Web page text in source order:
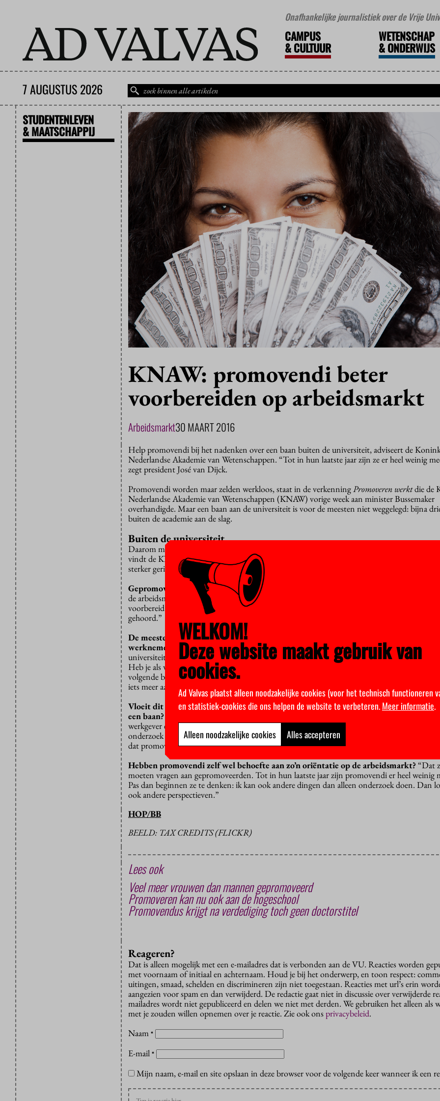
Onafhankelijke journalistiek over de Vrije
CAMPUS
&CULTUUR
WETENSCHAP
&ONDERWIJS
7 AUGUSTUS 2026
STUDENTENLEVEN
& MAATSCHAPPIJ
KNAW: promovendi beter
voorbereiden op arbeidsmarkt
Arbeidsmarkt30 MAART 2016
Help promovendi bij het nadenken over een baan buiten de universiteit, adviseert de
Nederlandse Akademie van Wetenschappen. “Tot in hun laatste jaar zijn ze er heel weinig
zegt president José van Dijck.
Promovendi worden maar zelden werkloos, staat in de verkenning Promoveren werktdie de
Nederlandse Akademie van Wetenschappen (KNAW) vorige week aan minister Bussemaker
overhandigde. Maar een baan aan de universiteit is voor de meesten niet weggelegd: bijna
buiten de academie aan de slag.
Buiten de universiteit
Daarom moet er in de promotieopleiding meer aandacht komen voor de oriëntatie op de
vindt de KNAW, bij voorkeur in samenwerking met werkgevers. “Van oudsher is de
sterker gericht op werken binnen de universiteit”, legt KNAW-president José van Dijck uit.
Gepromoveerden worden zelden werkloos. Wat is dan eigenlijk het probleem?
de arbeidsmarkt behoefte aan gepromoveerden en dat is goed nieuws. Maar ze worden er
voorbereid. Binnen mijn onderzoeksschool voor mediastudies heb ik daar regelmatig
gehoord.”
De meeste promovendi zijn gewoon in dienst van hun universiteiten. Waarom
werknemers voorbereiden op hun volgende baan? “Er zijn steeds minder vaste banen
universiteit. Postdocs waren er twintig jaar geleden amper en er zijn ook meer promovendi
Heb je als werkgever een verantwoordelijkheid om tijdelijke werknemers op weg te helpen
volgende baan? Ik vind van wel. Met name in de laatste anderhalf jaar van een promotie kun
iets meer aan doen.”
Vloeit dit idee voort uit de opvatting dat de promotie eigenlijk een opleiding is in
een baan?
werkgever en opleider tegelijk. Een jaar of twintig geleden bestond de promotieopleiding
onderzoek doen en een proefschrift schrijven. Dat is aan het veranderen. Het is intussen al
dat promovendi onderwijservaring opdoen.”
Hebben promovendi zelf wel behoefte aan zo’n oriëntatie op de arbeidsmarkt?“Dat
moeten vragen aan gepromoveerden. Tot in hun laatste jaar zijn promovendi er heel weinig
Pas dan beginnen ze te denken: ik kan ook andere dingen dan alleen onderzoek doen. Dan
ook andere perspectieven.”
HOP/BB
BEELD: TAX CREDITS (FLICKR)
Lees ook
Veel meer vrouwen dan mannen gepromoveerd
Promoveren kan nu ook aan de hogeschool
Promovendus krijgt na verdediging toch geen doctorstitel
Reageren?
Dat is alleen mogelijk met een e-mailadres dat is verbonden aan de VU. Reacties worden
met voornaam of initiaal en achternaam. Houd je bij het onderwerp, en toon respect:
uitingen, smaad, schelden en discrimineren zijn niet toegestaan. Reacties met url’s erin
aangezien voor spam en dan verwijderd. De redactie gaat niet in discussie over verwijderde
mailadres wordt niet gepubliceerd en delen we niet met derden. We gebruiken het alleen als
met je zouden willen opnemen over je reactie. Zie ook onsprivacybeleid.
Naam *
E-mail *
Mijn naam, e-mail en site opslaan in deze browser voor de volgende keer wanneer ik een
WELKOM!
Deze website maakt gebruik van
cookies.
Ad Valvas plaatst alleen noodzakelijke cookies (voor het technisch functioneren
en statistiek-cookies die ons helpen de website te verbeteren.Meer informatie.
Alleen noodzakelijke cookies Alles accepteren